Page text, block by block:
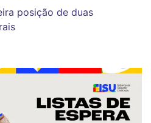
posição de duas